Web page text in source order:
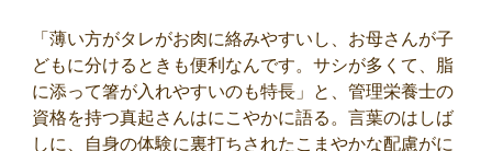
「薄い方がタレがお肉に絡みやすいし、お母さんが子
どもに分けるときも便利なんです。サシが多くて、脂
に添って箸が入れやすいのも特長」と、管理栄養士の
資格を持つ真起さんはにこやかに語る。言葉のはしば
しに、自身の体験に裏打ちされたこまやかな配慮がに